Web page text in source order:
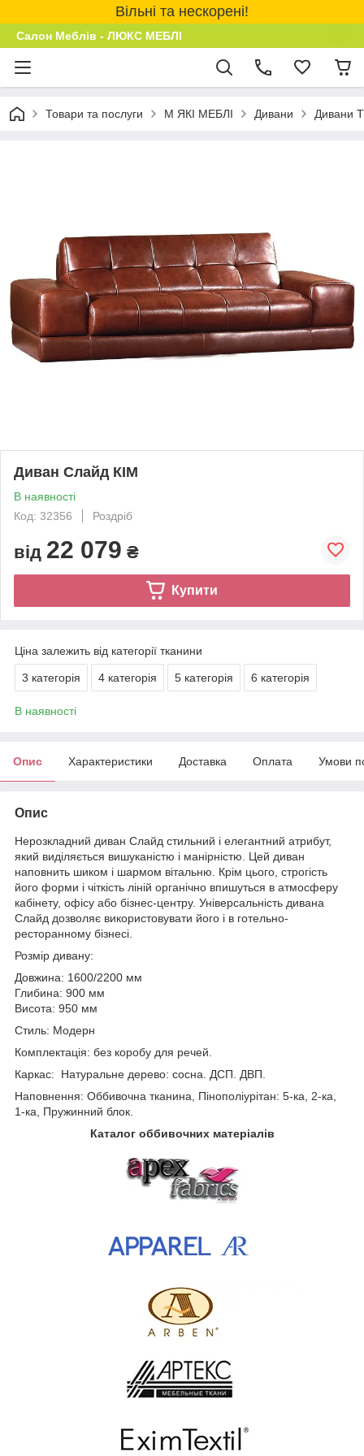
Вільні та нескорені!
Салон Меблів - ЛЮКС МЕБЛІ
Товари та послуги М ЯКІ МЕБЛІ Дивани Дивани
Диван Слайд КІМ
В наявності
Код: 32356
Роздріб
від 22 079 ₴
Купити
Ціна залежить від категорії тканини
3 категорія 4 категорія 5 категорія 6 категорія
В наявності
Опис Характеристики Доставка Оплата Умови
Опис
Нерозкладний диван Слайд стильний і елегантний атрибут,
який виділяється вишуканістю і манірністю. Цей диван
наповнить шиком і шармом вітальню. Крім цього, строгість
його форми і чіткість ліній органічно впишуться в атмосферу
кабінету, офісу або бізнес-центру. Універсальність дивана
Слайд дозволяє використовувати його і в готельно-
ресторанному бізнесі.
Розмір дивану:
Довжина: 1600/2200 мм
Глибина: 900 мм
Висота: 950 мм
Стиль: Модерн
Комплектація: без коробу для речей.
Каркас: Натуральне дерево: сосна. ДСП. ДВП.
Наповнення: Оббивочна тканина, Пінополіурітан: 5-ка, 2-ка,
1-ка, Пружинний блок.
Каталог оббивочних матеріалів